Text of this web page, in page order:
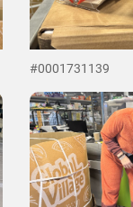
#0001731139